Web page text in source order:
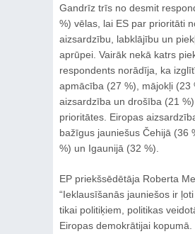
Gandrīz trīs no desmit
%) vēlas, lai ES par prioritāti
aizsardzību, labklājību un
aprūpei. Vairāk nekā katrs
respondents norādīja, ka
apmācība (27 %), mājokļi (23
aizsardzība un drošība (21
prioritātes. Eiropas
bažīgus jauniešus Čehijā (36
%) un Igaunijā (32 %).
EP priekšsēdētāja Roberta
“Ieklausīšanās jauniešos ir
tikai politiķiem, politikas
Eiropas demokrātijai kopumā.